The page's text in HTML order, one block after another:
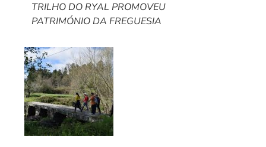
TRILHO DO RYAL PROMOVEU
PATRIMÓNIO DA FREGUESIA